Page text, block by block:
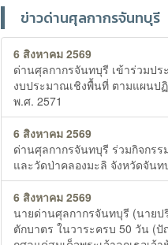
ข่าวด่านศุลกากรจันทบุรี
6 สิงหาคม 2569
ด่านศุลกากรจันทบุรี เข้าร่วมป
งบประมาณเชิงพื้นที่ ตามแผนป
พ.ศ. 2571
6 สิงหาคม 2569
ด่านศุลกากรจันทบุรี ร่วมกิจกร
และวัดป่าคลองมะลิ จังหวัดจันท
6 สิงหาคม 2569
นายด่านศุลกากรจันทบุรี (นาย
ตักบาตร ในวาระครบ 50 วัน (